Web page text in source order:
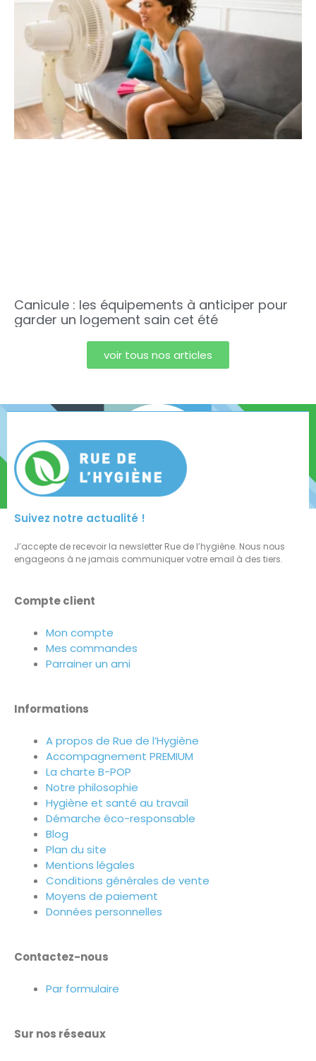
Canicule : les équipements à anticiper pour
garder un logement sain cet été
voir tous nos articles
Suivez notre actualité !
J’accepte de recevoir la newsletter Rue de l’hygiène. Nous nous
engageons à ne jamais communiquer votre email à des tiers.
Compte client
Mon compte
Mes commandes
Parrainer un ami
Informations
A propos de Rue de l’Hygiène
Accompagnement PREMIUM
La charte B-POP
Notre philosophie
Hygiène et santé au travail
Démarche éco-responsable
Blog
Plan du site
Mentions légales
Conditions générales de vente
Moyens de paiement
Données personnelles
Contactez-nous
Par formulaire
Sur nos réseaux